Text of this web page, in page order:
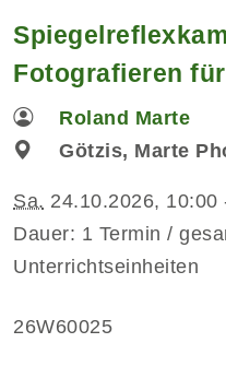
Fotografieren
Roland Marte
Götzis, Marte
Sa. 24.10.2026, 10:00
Dauer: 1 Termin /
Unterrichtseinheiten
26W60025